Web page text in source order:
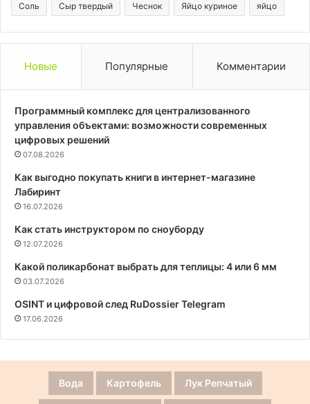
Соль Сыр твердый Чеснок Яйцо куриное яйцо
Новые Популярные Комментарии
Программный комплекс для централизованного
управления объектами: возможности современных
цифровых решений
07.08.2026
Как выгодно покупать книги в интернет-магазине
Лабиринт
16.07.2026
Как стать инструктором по сноуборду
12.07.2026
Какой поликарбонат выбрать для теплицы: 4 или 6 мм
03.07.2026
OSINT и цифровой след RuDossier Telegram
17.06.2026
Вода Картофель Лук Репчатый